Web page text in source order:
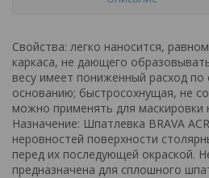
Свойства: легко наносится,
каркаса, не дающего
весу имеет пониженный расход
основанию; быстросохнущая, не
можно применять для маскировки
Назначение: Шпатлевка BRAVA
неровностей поверхности
перед их последующей окраской.
предназначена для сплошного